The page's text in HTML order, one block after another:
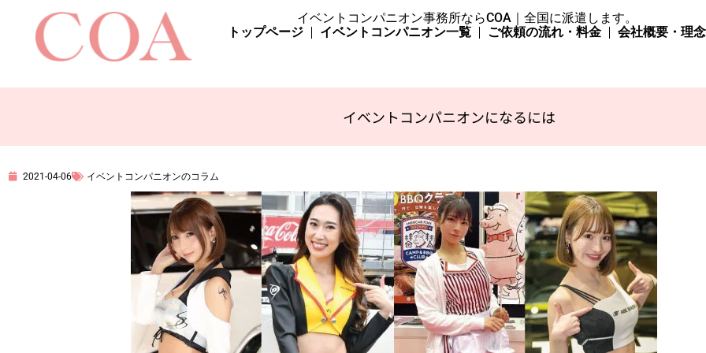
イベントコンパニオン事務所ならCOA｜全国に派遣します。
トップページ
イベントコンパニオン一覧 ご依頼の流れ・料金 会社概要・理念
イベントコンパニオンになるには
2021-04-06 イベントコンパニオンのコラム